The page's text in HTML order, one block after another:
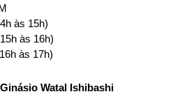
às 15h)
às 16h)
às 17h)
Watal Ishibashi